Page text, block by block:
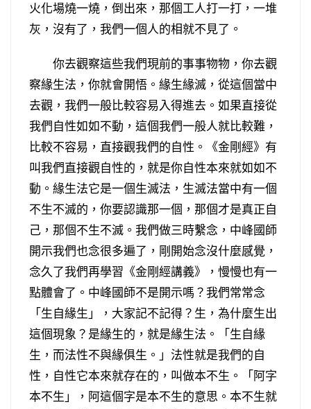
火化場燒一燒，倒出來，那個工人打一打，一堆
灰，沒有了，我們一個人的相就不見了。
你去觀察這些我們現前的事事物物，你去觀
察緣生法，你就會開悟。緣生緣滅，從這個當中
去觀，我們一般比較容易入得進去。如果直接從
我們自性如如不動，這個我們一般人就比較難，
比較不容易，直接觀我們的自性。《金剛經》有
叫我們直接觀自性的，就是你自性本來就如如不
動。緣生法它是一個生滅法，生滅法當中有一個
不生不滅的，你要認識那一個，那個才是真正自
己，那個不生不滅。我們做三時繫念，中峰國師
開示我們也念很多遍了，剛開始念沒什麼感覺，
念久了我們再學習《金剛經講義》，慢慢也有一
點體會了。中峰國師不是開示嗎？我們常常念
「生自緣生」，大家記不記得？生，為什麼生出
這個現象？是緣生的，就是緣生法。「生自緣
生，而法性不與緣俱生。」法性就是我們的自
性，自性它本來就存在的，叫做本不生。「阿字
本不生」，阿這個字是本不生的意思。本不生就